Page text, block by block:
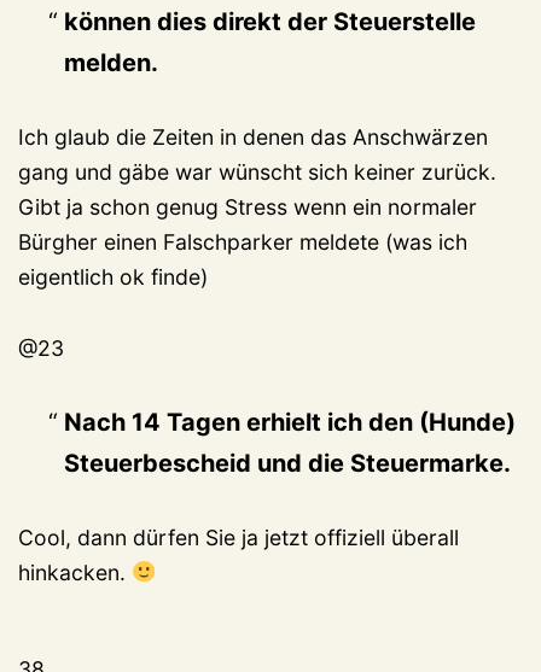
können dies direkt der Steuerstelle
melden.
Ich glaub die Zeiten in denen das Anschwärzen
gang und gäbe war wünscht sich keiner zurück.
Gibt ja schon genug Stress wenn ein normaler
Bürgher einen Falschparker meldete (was ich
eigentlich ok finde)
@23
Nach 14 Tagen erhielt ich den (Hunde)
Steuerbescheid und die Steuermarke.
Cool, dann dürfen Sie ja jetzt offiziell überall
hinkacken.